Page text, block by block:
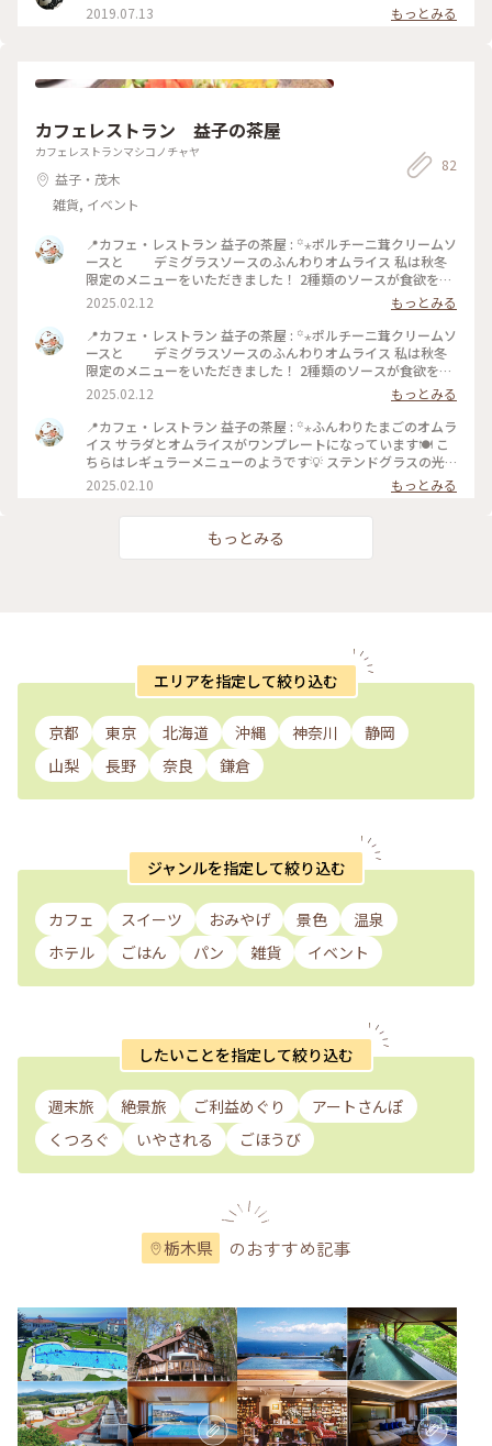
2019.07.13
もっとみる
カフェレストラン 益子の茶屋
カフェレストランマシコノチャヤ
益子・茂木
雑貨, イベント
82
📍カフェ・レストラン 益子の茶屋 : ꙳⋆ポルチーニ茸クリームソ
ースと デミグラスソースのふんわりオムライス 私は秋冬
限定のメニューをいただきました！ 2種類のソースが食欲をそ
そります😆 お野菜もたっぷりでワンプレートで大満足しまし
た💕 : 益子の茶屋さんはドリンクバーもあり、ドリンクバーの
カップ類も全て益子焼✨ 好きな絵柄や形を見つけて楽しく食事
ができちゃう🎵 飲み物の種類も豊富なので、思った以上に長
居しちゃいました🍵 : ラテのカップは持ち手のないタイプをチ
ョイス🌟 近くにいたマダムに「素敵なカップを選びました
ね！」と声をかけられ、ちょっと嬉しくなったランチでした☺️
: 📷:2025.1.29 Wed. : #カフェ #カフェ巡り #和風カフェレスト
ラン #ランチ #益子焼 #益子焼の食器で食事を楽しめる #ステ
ンドグラス #カラフル #キラキラ #素敵 #オムライス #ぽかぽか
#益子日帰りドライブ #益子 #栃木 #わたしの街 #milkのオムラ
イス図鑑 #milkのミルキーな毎日
2025.02.12
もっとみる
📍カフェ・レストラン 益子の茶屋 : ꙳⋆ポルチーニ茸クリームソ
ースと デミグラスソースのふんわりオムライス 私は秋冬
限定のメニューをいただきました！ 2種類のソースが食欲をそ
そります😆 お野菜もたっぷりでワンプレートで大満足しまし
た💕 : 益子の茶屋さんはドリンクバーもあり、ドリンクバーの
カップ類も全て益子焼✨ 好きな絵柄や形を見つけて楽しく食事
ができちゃう🎵 飲み物の種類も豊富なので、思った以上に長
居しちゃいました🍵 : ラテのカップは持ち手のないタイプをチ
ョイス🌟 近くにいたマダムに「素敵なカップを選びました
ね！」と声をかけられ、ちょっと嬉しくなりました☺️ :
ラン #ランチ #益子焼 #益子焼の食器で食事を楽しめる #ステ
ンドグラス #カラフル #キラキラ #素敵 #オムライス #ぽかぽか
#益子日帰りドライブ #益子 #栃木 #わたしの街 #milkのミルキ
2025.02.12
もっとみる
📍カフェ・レストラン 益子の茶屋 : ꙳⋆ふんわりたまごのオムラ
イス サラダとオムライスがワンプレートになっています🍽️ こ
ちらはレギュラーメニューのようです💡 ステンドグラスの光
でお料理もキラキラ✨ : 益子の茶屋さんは窯元よこやまさんが
手がけているカフェです。 カフェは2階にあり、1階は陶芸の
体験ができたり、陶器を買ったりすることもでき、見どころも
たくさんでした😊 : 📷:2025.1.29 Wed. : #カフェ #カフェ巡り
#和風カフェレストラン #ランチ #益子焼 #益子焼の食器で食事
2025.02.10 もっとみる
もっとみる
エリアを指定して絞り込む
京都 東京 北海道 沖縄 神奈川
静岡
山梨
長野 奈良 鎌倉
ジャンルを指定して絞り込む
カフェ スイーツ おみやげ 景色
温泉
ホテル
ごはん パン 雑貨 イベント
したいことを指定して絞り込む
週末旅 絶景旅 ご利益めぐり
アートさんぽ
くつろぐ
いやされる ごほうび
栃木県 のおすすめ記事